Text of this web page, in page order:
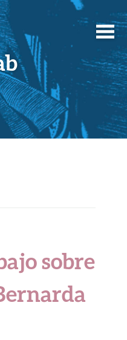
sobre